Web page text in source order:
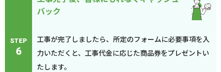
STEP
6
バック
工事が完了しましたら、所定のフォームに必要事項を入
力いただくと、工事代金に応じた商品券をプレゼントい
たします。